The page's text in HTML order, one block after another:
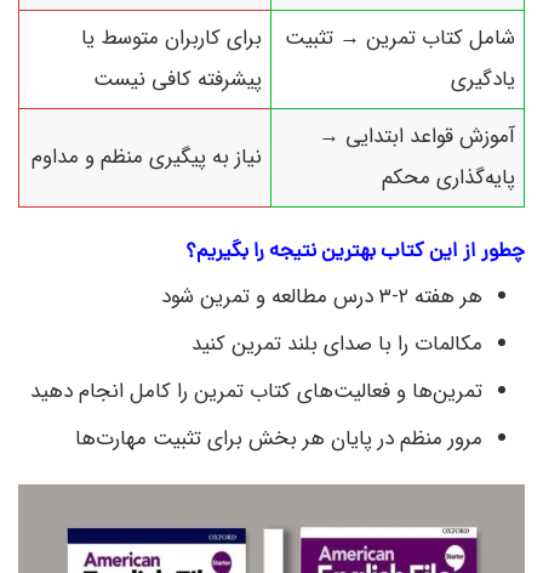
شامل کتاب تمرین → تثبیت
یادگیری
برای کاربران متوسط یا
پیشرفته کافی نیست
آموزش قواعد ابتدایی →
پایه‌گذاری محکم
نیاز به پیگیری منظم و مداوم
چطور از این کتاب بهترین نتیجه را بگیریم؟
هر هفته ۲‑۳ درس مطالعه و تمرین شود
مکالمات را با صدای بلند تمرین کنید
تمرین‌ها و فعالیت‌های کتاب تمرین را کامل انجام دهید
مرور منظم در پایان هر بخش برای تثبیت مهارت‌ها